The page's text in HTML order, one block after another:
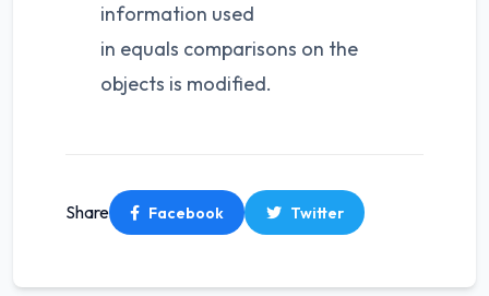
information used
in equals comparisons on the
objects is modified.
Share Facebook Twitter